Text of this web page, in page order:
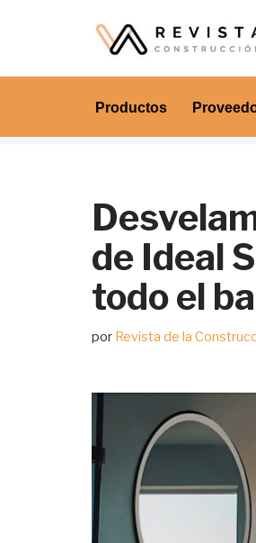
al
Productos
de Ideal
todo el
por Revista de la